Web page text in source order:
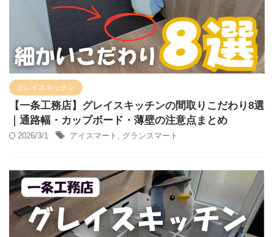
グレイスキッチン
【一条工務店】グレイスキッチンの間取りこだわり8選
｜通路幅・カップボード・薄壁の注意点まとめ
2026/3/1 アイスマート グランスマート